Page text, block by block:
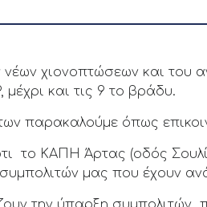
νέων χιονοπτώσεων και
μέχρι και τις 9 το βράδυ.
παρακαλούμε όπως
το ΚΑΠΗ Άρτας (οδός
μας που έχουν